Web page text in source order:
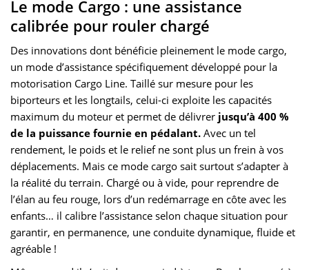
Le mode Cargo : une assistance
calibrée pour rouler chargé
Des innovations dont bénéficie pleinement le mode cargo,
un mode d’assistance spécifiquement développé pour la
motorisation Cargo Line. Taillé sur mesure pour les
biporteurs et les longtails, celui-ci exploite les capacités
maximum du moteur et permet de délivrer jusqu’à 400 %
de la puissance fournie en pédalant. Avec un tel
rendement, le poids et le relief ne sont plus un frein à vos
déplacements. Mais ce mode cargo sait surtout s’adapter à
la réalité du terrain. Chargé ou à vide, pour reprendre de
l’élan au feu rouge, lors d’un redémarrage en côte avec les
enfants… il calibre l’assistance selon chaque situation pour
garantir, en permanence, une conduite dynamique, fluide et
agréable !